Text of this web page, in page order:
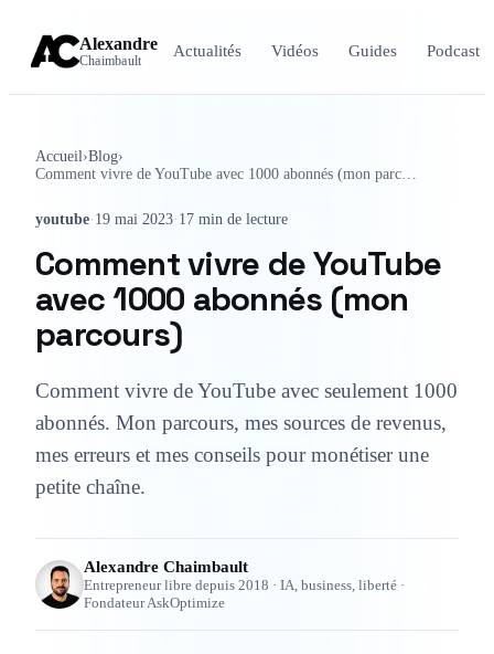
Alexandre
Chaimbault
Actualités Vidéos Guides Podcast
Accueil›Blog›
Comment vivre de YouTube avec 1000 abonnés (mon parcours)
youtube·19 mai 2023·17 min de lecture
Comment vivre de YouTube
avec 1000 abonnés (mon
parcours)
Comment vivre de YouTube avec seulement 1000
abonnés. Mon parcours, mes sources de revenus,
mes erreurs et mes conseils pour monétiser une
petite chaîne.
Alexandre Chaimbault
Entrepreneur libre depuis 2018 · IA, business, liberté ·
Fondateur AskOptimize